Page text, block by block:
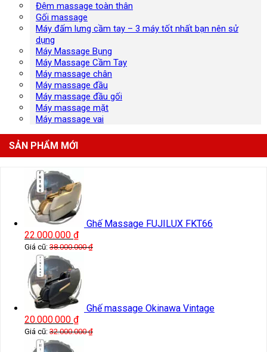
Đệm massage toàn thân
Gối massage
Máy đấm lưng cầm tay – 3 máy tốt nhất bạn nên sử
dụng
Máy Massage Bụng
Máy Massage Cầm Tay
Máy massage chân
Máy massage đầu
Máy massage đầu gối
Máy massage mặt
Máy massage vai
SẢN PHẨM MỚI
Ghế Massage FUJILUX FKT66
22.000.000 ₫
Giá cũ: 38.000.000₫
Ghế massage Okinawa Vintage
20.000.000 ₫
Giá cũ: 32.000.000₫